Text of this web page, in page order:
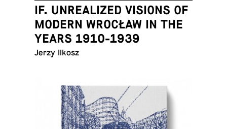
IF. UNREALIZED VISIONS OF
MODERN WROCŁAW IN THE
YEARS 1910-1939
Jerzy Ilkosz